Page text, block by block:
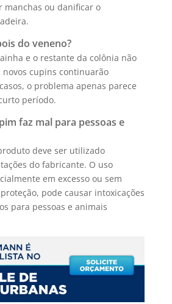
manchas ou danificar o
do veneno?
e o restante da colônia não
cupins continuarão
o problema apenas parece
período.
faz mal para pessoas e
deve ser utilizado
do fabricante. O uso
em excesso ou sem
pode causar intoxicações
para pessoas e animais